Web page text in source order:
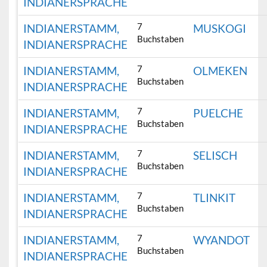
INDIANERSTAMM,
INDIANERSPRACHE
7
Buchstaben
MUSKOGI
INDIANERSTAMM,
INDIANERSPRACHE
7
Buchstaben
OLMEKEN
INDIANERSTAMM,
INDIANERSPRACHE
7
Buchstaben
PUELCHE
INDIANERSTAMM,
INDIANERSPRACHE
7
Buchstaben
SELISCH
INDIANERSTAMM,
INDIANERSPRACHE
7
Buchstaben
TLINKIT
INDIANERSTAMM,
INDIANERSPRACHE
7
Buchstaben
WYANDOT